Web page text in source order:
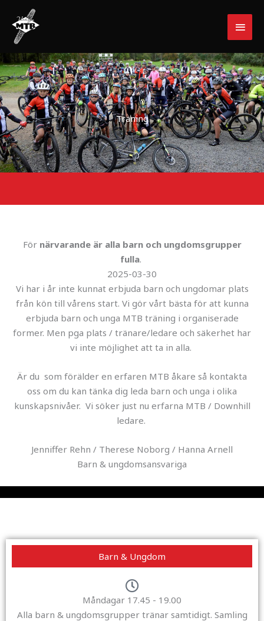
innehåll
Träning
För närvarande är alla barn och ungdomsgrupper
fulla.
2025-03-30
Vi har i år inte kunnat erbjuda barn och ungdomar plats
från kön till vårens start. Vi gör vårt bästa för att kunna
erbjuda barn och unga MTB träning i organiserade
former. Men pga plats / tränare/ledare och säkerhet har
vi inte möjlighet att ta in alla.
Är du som förälder en erfaren MTB åkare så kontakta
oss om du kan tänka dig leda barn och unga i olika
kunskapsnivåer. Vi söker just nu erfarna MTB / Downhill
ledare.
Jenniffer Rehn / Therese Noborg / Hanna Arnell
Barn & ungdomsansvariga
Barn & Ungdom
Måndagar 17.45 - 19.00
Alla barn & ungdomsgrupper tränar samtidigt. Samling